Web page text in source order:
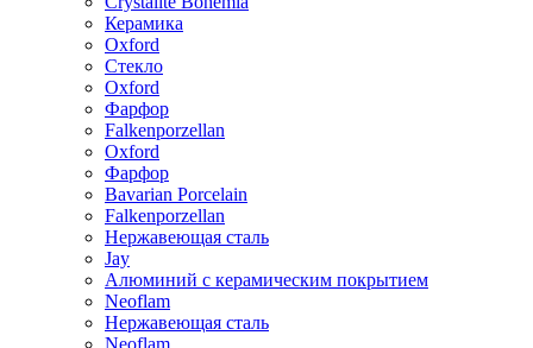
Керамика
Oxford
Стекло
Oxford
Фарфор
Falkenporzellan
Oxford
Фарфор
Bavarian Porcelain
Falkenporzellan
Нержавеющая сталь
Jay
Алюминий с керамическим покрытием
Neoflam
Нержавеющая сталь
Neoflam